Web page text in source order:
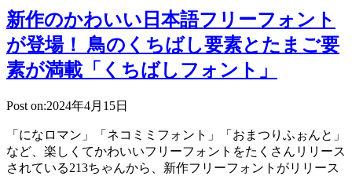
新作のかわいい日本語フリーフォント
が登場！ 鳥のくちばし要素とたまご要
素が満載「くちばしフォント」
Post on:2024年4月15日
「になロマン」「ネコミミフォント」「おまつりふぉんと」
など、楽しくてかわいいフリーフォントをたくさんリリース
されている213ちゃんから、新作フリーフォントがリリース